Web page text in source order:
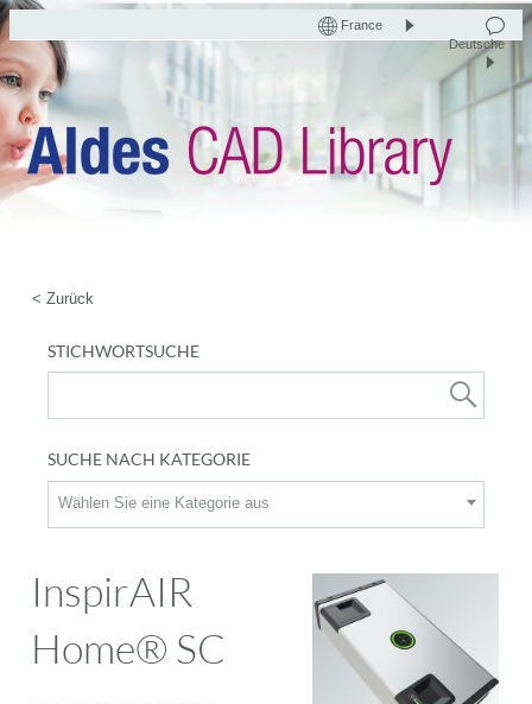
France
Deutsche
< Zurück
STICHWORTSUCHE
SUCHE NACH KATEGORIE
Wählen Sie eine Kategorie aus
InspirAIR
Home® SC